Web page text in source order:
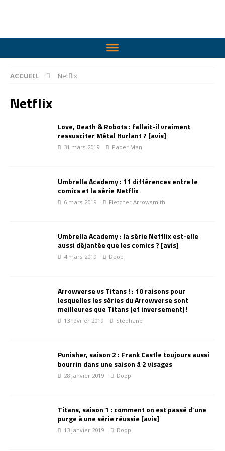
ACCUEIL Netflix
Netflix
Love, Death & Robots : fallait-il vraiment
ressusciter Métal Hurlant ? [avis]
31 mars 2019 Paper Man
Umbrella Academy : 11 différences entre le
comics et la série Netflix
6 mars 2019 Fletcher Arrowsmith
Umbrella Academy : la série Netflix est-elle
aussi déjantée que les comics ? [avis]
4 mars 2019 Doop
Arrowverse vs Titans ! : 10 raisons pour
lesquelles les séries du Arrowverse sont
meilleures que Titans (et inversement) !
13 février 2019 Stéphane
Punisher, saison 2 : Frank Castle toujours aussi
bourrin dans une saison à 2 visages
28 janvier 2019 Doop
Titans, saison 1 : comment on est passé d’une
purge à une série réussie [avis]
13 janvier 2019 Doop